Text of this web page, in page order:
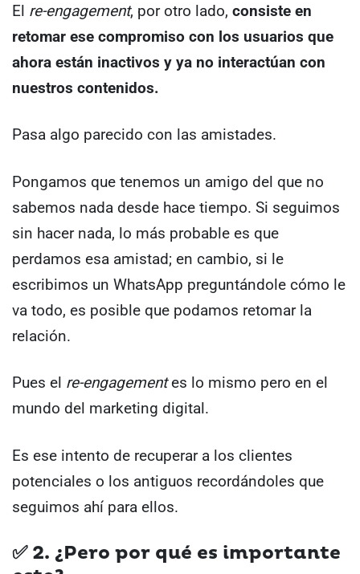
El re-engagement, por otro lado, consiste en
retomar ese compromiso con los usuarios que
ahora están inactivos y ya no interactúan con
nuestros contenidos.
Pasa algo parecido con las amistades.
Pongamos que tenemos un amigo del que no
sabemos nada desde hace tiempo. Si seguimos
sin hacer nada, lo más probable es que
perdamos esa amistad; en cambio, si le
escribimos un WhatsApp preguntándole cómo le
va todo, es posible que podamos retomar la
relación.
Pues el re-engagementes lo mismo pero en el
mundo del marketing digital.
Es ese intento de recuperar a los clientes
potenciales o los antiguos recordándoles que
seguimos ahí para ellos.
✅2. ¿Pero por qué es importante